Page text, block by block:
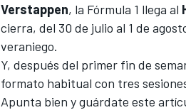
Verstappen, la Fórmula 1 llega al
cierra, del 30 de julio al 1 de
veraniego.
Y, después del primer fin de
formato habitual con tres
Apunta bien y guárdate este